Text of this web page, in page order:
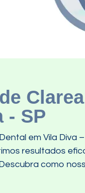
- SP
em Vila Diva
resultados
como